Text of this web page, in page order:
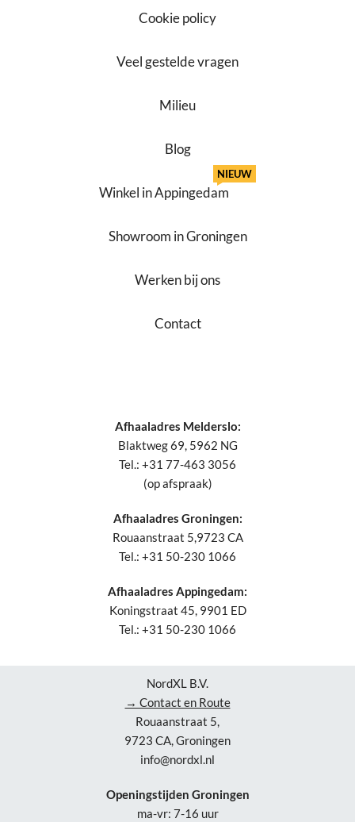
Cookie policy
Veel gestelde vragen
Milieu
Blog
Winkel in Appingedam
NIEUW
Showroom in Groningen
Werken bij ons
Contact
Afhaaladres Melderslo:
Blaktweg 69, 5962 NG
Tel.: +31 77-463 3056
(op afspraak)
Afhaaladres Groningen:
Rouaanstraat 5,9723 CA
Tel.: +31 50-230 1066
Afhaaladres Appingedam:
Koningstraat 45, 9901 ED
Tel.: +31 50-230 1066
NordXL B.V.
→ Contact en Route
Rouaanstraat 5,
9723 CA, Groningen
info@nordxl.nl
Openingstijden Groningen
ma-vr: 7-16 uur